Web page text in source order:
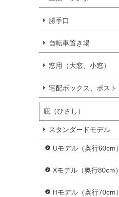
勝手口
自転車置き場
窓用（大窓、小窓）
宅配ボックス、ポスト
庇（ひさし）
スタンダードモデル
Uモデル（奥行60cm）
Xモデル（奥行80cm）
Hモデル（奥行70cm）